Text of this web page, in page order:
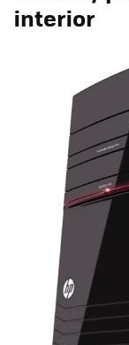
interior